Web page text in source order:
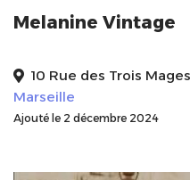
Melanine Vintage
10 Rue des Trois
Marseille
Ajouté le 2 décembre 2024